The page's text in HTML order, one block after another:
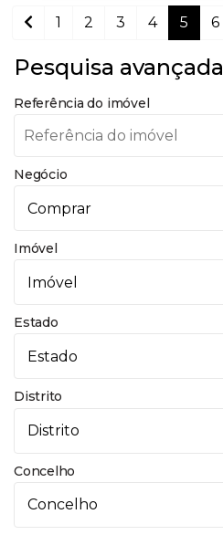
1 2 3 4 5 6
Pesquisa avançada
Referência do imóvel
Negócio
Imóvel
Estado
Distrito
Concelho